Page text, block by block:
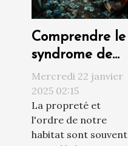
Comprendre le
syndrome de
Diogène et ses
impacts sur
l'habitat
Mercredi 22 janvier
2025 02:15
La propreté et
l'ordre de notre
habitat sont souvent